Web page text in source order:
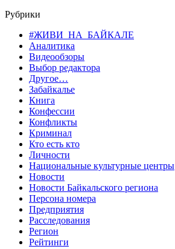
Рубрики
#ЖИВИ_НА_БАЙКАЛЕ
Аналитика
Видеообзоры
Выбор редактора
Другое…
Забайкалье
Книга
Конфессии
Конфликты
Криминал
Кто есть кто
Личности
Национальные культурные центры
Новости
Новости Байкальского региона
Персона номера
Предприятия
Расследования
Регион
Рейтинги